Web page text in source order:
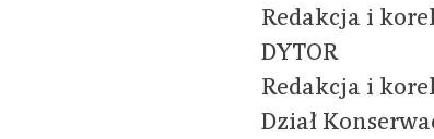
Redakcja i
DYTOR
Redakcja i
Dział